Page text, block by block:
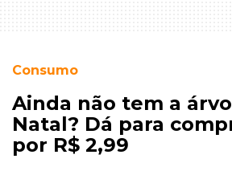
Consumo
Ainda não tem a
Natal? Dá para
por R$ 2,99